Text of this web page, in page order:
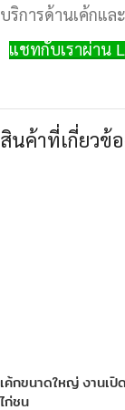
บริการด้านเค้กแล
แชทกับเราผ่าน
สินค้าที่เกี่ยวข้
เค้กขนาดใหญ่ งานเปิ
ไก่ชน